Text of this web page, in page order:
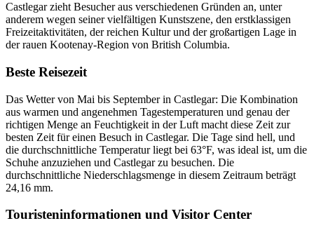
Castlegar zieht Besucher aus verschiedenen Gründen an, unter
anderem wegen seiner vielfältigen Kunstszene, den erstklassigen
Freizeitaktivitäten, der reichen Kultur und der großartigen Lage in
der rauen Kootenay-Region von British Columbia.
Beste Reisezeit
Das Wetter von Mai bis September in Castlegar: Die Kombination
aus warmen und angenehmen Tagestemperaturen und genau der
richtigen Menge an Feuchtigkeit in der Luft macht diese Zeit zur
besten Zeit für einen Besuch in Castlegar. Die Tage sind hell, und
die durchschnittliche Temperatur liegt bei 63°F, was ideal ist, um die
Schuhe anzuziehen und Castlegar zu besuchen. Die
durchschnittliche Niederschlagsmenge in diesem Zeitraum beträgt
24,16 mm.
Touristeninformationen und Visitor Center